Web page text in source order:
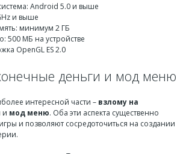
Android 5.0 и выше
и выше
минимум 2 ГБ
500 МБ на устройстве
OpenGL ES 2.0
деньги и мод меню
интересной части – взлому на
и мод меню. Оба эти аспекта существенно
и позволяют сосредоточиться на создании